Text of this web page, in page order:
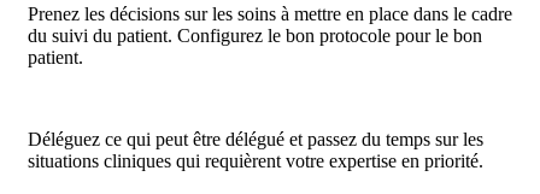
Prenez les décisions sur les soins à mettre en place dans le cadre
du suivi du patient. Configurez le bon protocole pour le bon
patient.
Déléguez ce qui peut être délégué et passez du temps sur les
situations cliniques qui requièrent votre expertise en priorité.